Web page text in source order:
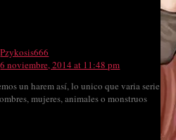
Pzykosis666
6 noviembre, 2014 at 11:48 pm
un harem así, lo unico que varia serie
mujeres, animales o monstruos